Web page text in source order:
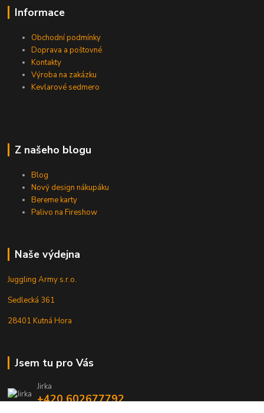
Informace
Obchodní podmínky
Doprava a poštovné
Kontakty
Výroba na zakázku
Kevlarové sedmero
Z našeho blogu
Blog
Nový design nákupáku
Bereme karty
Palivo na Fireshow
Naše výdejna
Juggling Army s.r.o.
Sedlecká 361
28401 Kutná Hora
Jsem tu pro Vás
Jirka
+420 602677792